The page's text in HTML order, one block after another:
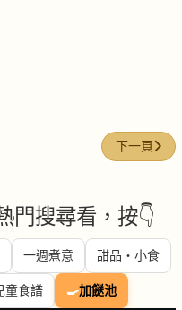
下一篇文章
下一頁
門搜尋看，按👇
一週煮意 甜品・小食
童食譜 🍳加餸池